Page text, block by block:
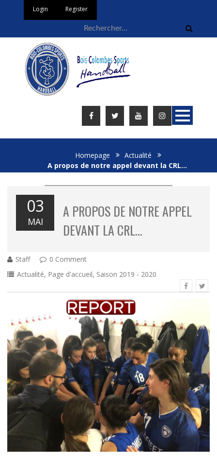
Login Register
Homepage
Actualité
A propos de notre appel devant la CRL…
03
MAI
A PROPOS DE NOTRE APPEL
DEVANT LA CRL…
Staff
0 Comment
Actualité, Page d'accueil, Saison 2019 - 2020